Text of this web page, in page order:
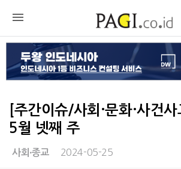
[주간이슈/사회·문화·사건
5월 넷째 주
사회∙종교 2024-05-25